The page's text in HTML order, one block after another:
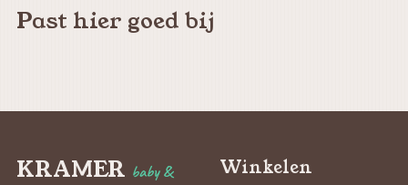
Past hier goed bij
KRAMER baby &
Winkelen